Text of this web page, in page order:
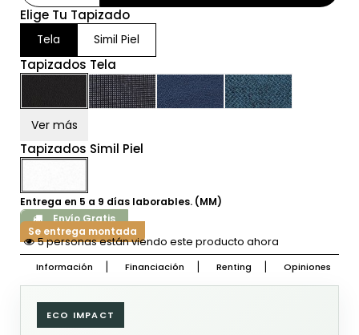
Elige Tu Tapizado
Tela Simil Piel
Tapizados Tela
Ver más
Tapizados Simil Piel
Entrega en 5 a 9 días laborables. (MM)
Envío Gratis
Se entrega montada
5 personas están viendo este producto ahora
Información Financiación Renting Opiniones
ECO IMPACT